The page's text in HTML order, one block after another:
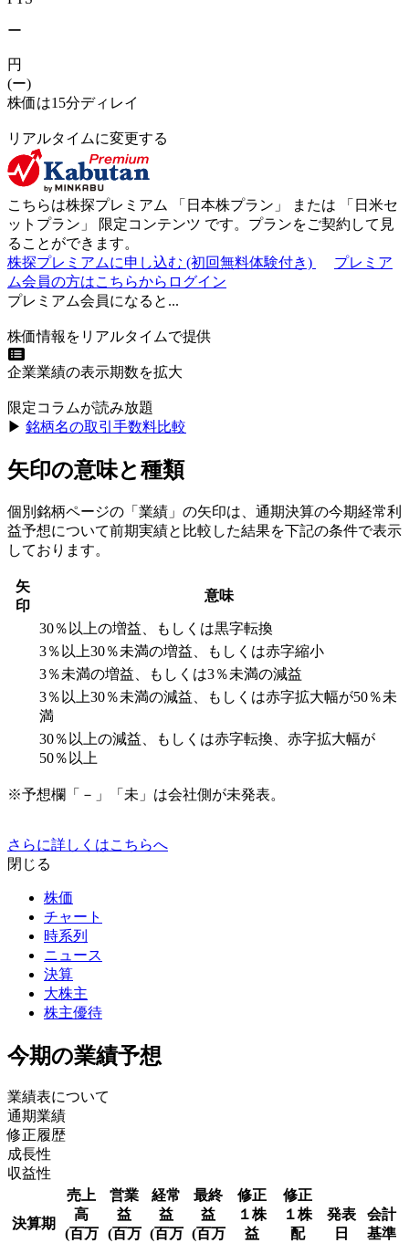
ー
円
(ー)
株価は15分ディレイ
リアルタイムに変更する
こちらは株探プレミアム 「 日本株プラン 」 または 「 日米セ
ットプラン 」 限定コンテンツ です。プランをご契約して見
ることができます。
株探プレミアムに申し込む (初回無料体験付き)
プレミア
ム会員の方はこちらからログイン
プレミアム会員になると...
株価情報をリアルタイムで提供
企業業績の表示期数を拡大
限定コラムが読み放題
▶︎ 銘柄名の取引手数料比較
矢印の意味と種類
個別銘柄ページの「業績」の矢印は、通期決算の今期経常利
益予想について前期実績と比較した結果を下記の条件で表示
しております。
矢
印
意味
30％以上の増益、もしくは黒字転換
3％以上30％未満の増益、もしくは赤字縮小
3％未満の増益、もしくは3％未満の減益
3％以上30％未満の減益、もしくは赤字拡大幅が50％未
満
30％以上の減益、もしくは赤字転換、赤字拡大幅が
50％以上
※予想欄「－」「未」は会社側が未発表。
さらに詳しくはこちらへ
閉じる
株価
チャート
時系列
ニュース
決算
大株主
株主優待
今期の業績予想
業績表について
通期業績
修正履歴
成長性
収益性
決算期
売上
高
(百万
営業
益
(百万
経常
益
(百万
最終
益
(百万
修正
１株
益
修正
１株
配
発表
日
会計
基準